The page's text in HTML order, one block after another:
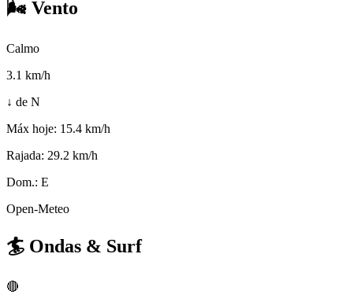
🌬️ Vento
Calmo
3.1 km/h
↓ de N
Máx hoje: 15.4 km/h
Rajada: 29.2 km/h
Dom.: E
Open-Meteo
🏄 Ondas & Surf
🔴